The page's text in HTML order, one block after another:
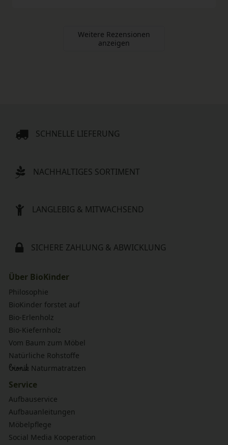
Weitere Rezensionen
anzeigen
SCHNELLE LIEFERUNG
NACHHALTIGES SORTIMENT
LANGLEBIG & MITWACHSEND
SICHERE ZAHLUNG & ABWICKLUNG
Über BioKinder
Philosophie
BioKinder forstet auf
Bio-Erlenholz
Bio-Kiefernholz
Vom Baum zum Möbel
Natürliche Rohstoffe
bionik Naturmatratzen
Service
Aufbauservice
Aufbauanleitungen
Möbelpflege
Social Media Kooperation